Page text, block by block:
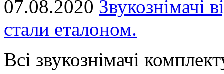
07.08.2020 Звукознімачі
стали еталоном.
Всі звукознімачі